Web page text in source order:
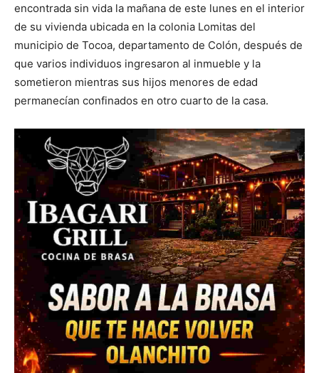
encontrada sin vida la mañana de este lunes en el interior
de su vivienda ubicada en la colonia Lomitas del
municipio de Tocoa, departamento de Colón, después de
que varios individuos ingresaron al inmueble y la
sometieron mientras sus hijos menores de edad
permanecían confinados en otro cuarto de la casa.